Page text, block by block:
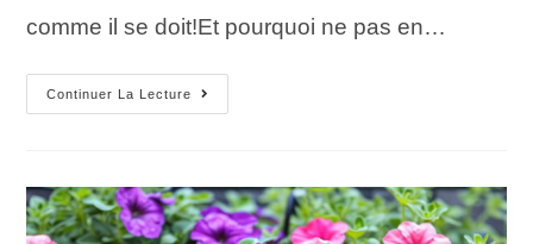
comme il se doit!Et pourquoi ne pas en…
Continuer La Lecture